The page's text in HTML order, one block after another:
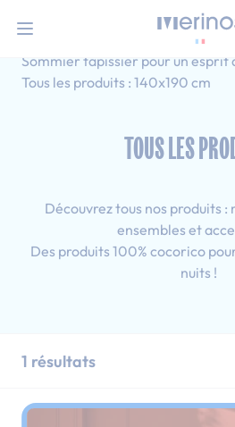
Accueil
Sommier tapissier pour un esprit
Tous les produits : 140x190 cm
TOUS LES
Découvrez tous nos produits
ensembles et
Des produits 100% cocorico
nuits !
1 résultats